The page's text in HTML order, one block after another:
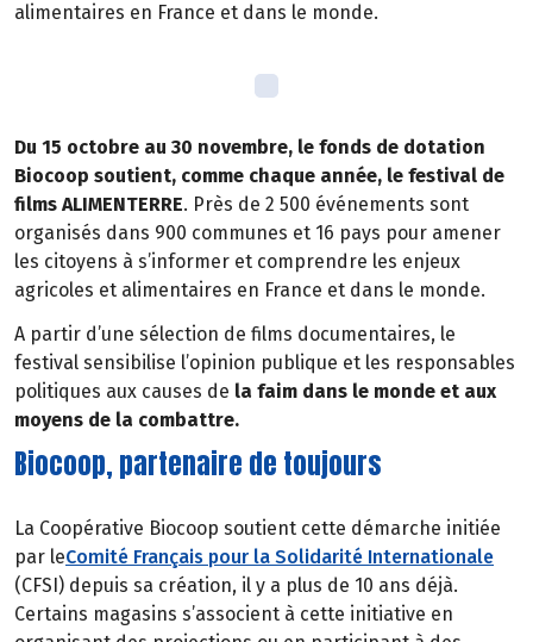
alimentaires en France et dans le monde.
Du 15 octobre au 30 novembre, le fonds de dotation
Biocoop soutient, comme chaque année, le festival de
films ALIMENTERRE. Près de 2 500 événements sont
organisés dans 900 communes et 16 pays pour amener
les citoyens à s’informer et comprendre les enjeux
agricoles et alimentaires en France et dans le monde.
A partir d’une sélection de films documentaires, le
festival sensibilise l’opinion publique et les responsables
politiques aux causes de la faim dans le monde et aux
moyens de la combattre.
Biocoop, partenaire de toujours
La Coopérative Biocoop soutient cette démarche initiée
par leComité Français pour la Solidarité Internationale
(CFSI) depuis sa création, il y a plus de 10 ans déjà.
Certains magasins s’associent à cette initiative en